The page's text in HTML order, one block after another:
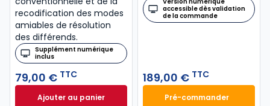
recodification des modes
amiables de résolution
des différends.
Supplément numérique
inclus
79,00 € TTC
Ajouter au panierCode de procédure civile 2027, annoté à 79,00 €
accessible dès validation
de la commande
189,00 € TTC
Pré-commander
Mémento